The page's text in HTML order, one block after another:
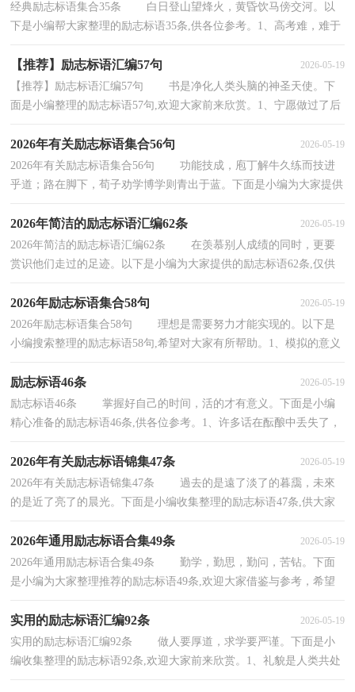
经典励志标语集合35条 白日登山望烽火，黄昏饮马傍交河。以
下是小编帮大家整理的励志标语35条,供各位参考。1、高考难，难于
【推荐】励志标语汇编57句 2026-05-19
【推荐】励志标语汇编57句 书是净化人类头脑的神圣天使。下
面是小编整理的励志标语57句,欢迎大家前来欣赏。1、宁愿做过了后
2026年有关励志标语集合56句 2026-05-19
2026年有关励志标语集合56句 功能技成，庖丁解牛久练而技进
乎道；路在脚下，荀子劝学博学则青出于蓝。下面是小编为大家提供
2026年简洁的励志标语汇编62条 2026-05-19
2026年简洁的励志标语汇编62条 在羡慕别人成绩的同时，更要
赏识他们走过的足迹。以下是小编为大家提供的励志标语62条,仅供
2026年励志标语集合58句 2026-05-19
2026年励志标语集合58句 理想是需要努力才能实现的。以下是
小编搜索整理的励志标语58句,希望对大家有所帮助。1、模拟的意义
励志标语46条 2026-05-19
励志标语46条 掌握好自己的时间，活的才有意义。下面是小编
精心准备的励志标语46条,供各位参考。1、许多话在酝酿中丢失了，
2026年有关励志标语锦集47条 2026-05-19
2026年有关励志标语锦集47条 過去的是遠了淡了的暮靄，未來
的是近了亮了的晨光。下面是小编收集整理的励志标语47条,供大家
2026年通用励志标语合集49条 2026-05-19
2026年通用励志标语合集49条 勤学，勤思，勤问，苦钻。下面
是小编为大家整理推荐的励志标语49条,欢迎大家借鉴与参考，希望
实用的励志标语汇编92条 2026-05-19
实用的励志标语汇编92条 做人要厚道，求学要严谨。下面是小
编收集整理的励志标语92条,欢迎大家前来欣赏。1、礼貌是人类共处